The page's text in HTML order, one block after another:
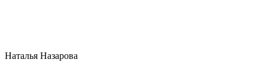
Наталья Назарова